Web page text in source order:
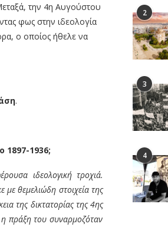
την 4η Αυγούστου
φως στην ιδεολογία
ο οποίος ήθελε να
.
1897-1936;
ιδεολογική τροχιά.
με θεμελιώδη στοιχεία της
της δικτατορίας της 4ης
η πράξη του συναρμοζόταν
2
3
4